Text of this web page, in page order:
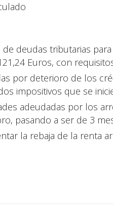
deudas tributarias
Euros, con
por deterioro de los
impositivos que se
adeudadas por los
pasando a ser de 3
la rebaja de la renta